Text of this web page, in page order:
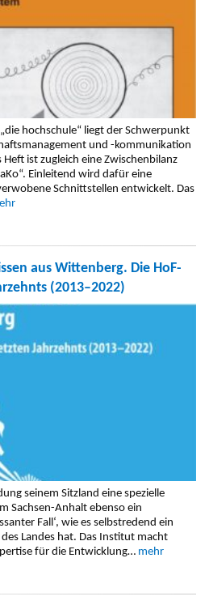
hochschule“ liegt der Schwerpunkt
und -kommunikation
ist zugleich eine Zwischenbilanz
Einleitend wird dafür eine
Schnittstellen entwickelt. Das
aus Wittenberg. Die HoF-
(2013–2022)
seinem Sitzland eine spezielle
Sachsen-Anhalt ebenso ein
Fall‘, wie es selbstredend ein
Landes hat. Das Institut macht
für die Entwicklung… mehr